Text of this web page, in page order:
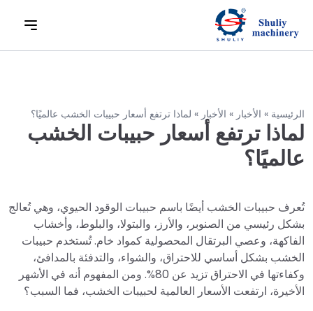
الرئيسية » الأخبار » الأخبار » لماذا ترتفع أسعار حبيبات الخشب عالميًا؟
لماذا ترتفع أسعار حبيبات الخشب
عالميًا؟
تُعرف حبيبات الخشب أيضًا باسم حبيبات الوقود الحيوي، وهي تُعالج
بشكل رئيسي من الصنوبر، والأرز، والبتولا، والبلوط، وأخشاب
الفاكهة، وعصي البرتقال المحصولية كمواد خام. تُستخدم حبيبات
الخشب بشكل أساسي للاحتراق، والشواء، والتدفئة بالمدافئ،
وكفاءتها في الاحتراق تزيد عن 80%. ومن المفهوم أنه في الأشهر
الأخيرة، ارتفعت الأسعار العالمية لحبيبات الخشب، فما السبب؟